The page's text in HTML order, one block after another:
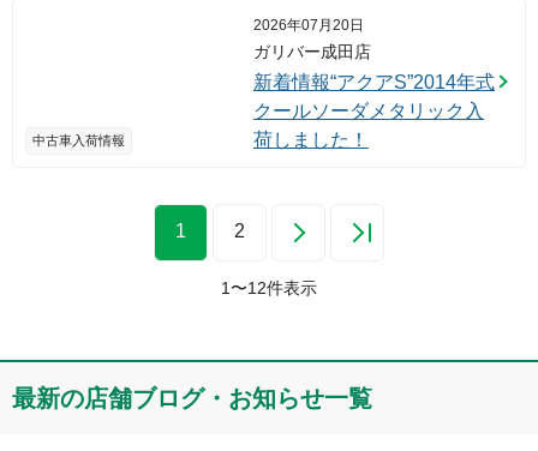
中古車入荷情報
2026年07月20日
ガリバー成田店
新着情報“アクアS”2014年式
クールソーダメタリック入
荷しました！
1 2
1 〜12件表示
最新の店舗ブログ・お知らせ一覧